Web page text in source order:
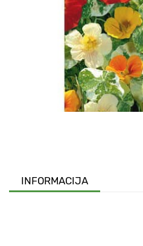
INFORMACIJA